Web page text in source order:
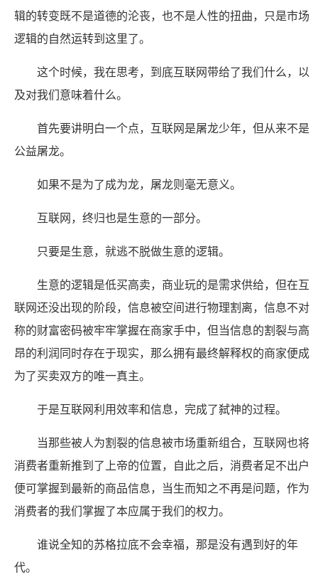
辑的转变既不是道德的沦丧，也不是人性的扭曲，只是市场
逻辑的自然运转到这里了。
这个时候，我在思考，到底互联网带给了我们什么，以
及对我们意味着什么。
首先要讲明白一个点，互联网是屠龙少年，但从来不是
公益屠龙。
如果不是为了成为龙，屠龙则毫无意义。
互联网，终归也是生意的一部分。
只要是生意，就逃不脱做生意的逻辑。
生意的逻辑是低买高卖，商业玩的是需求供给，但在互
联网还没出现的阶段，信息被空间进行物理割离，信息不对
称的财富密码被牢牢掌握在商家手中，但当信息的割裂与高
昂的利润同时存在于现实，那么拥有最终解释权的商家便成
为了买卖双方的唯一真主。
于是互联网利用效率和信息，完成了弑神的过程。
当那些被人为割裂的信息被市场重新组合，互联网也将
消费者重新推到了上帝的位置，自此之后，消费者足不出户
便可掌握到最新的商品信息，当生而知之不再是问题，作为
消费者的我们掌握了本应属于我们的权力。
谁说全知的苏格拉底不会幸福，那是没有遇到好的年
代。